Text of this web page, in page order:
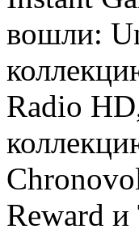
вошли:
Radio
Reward